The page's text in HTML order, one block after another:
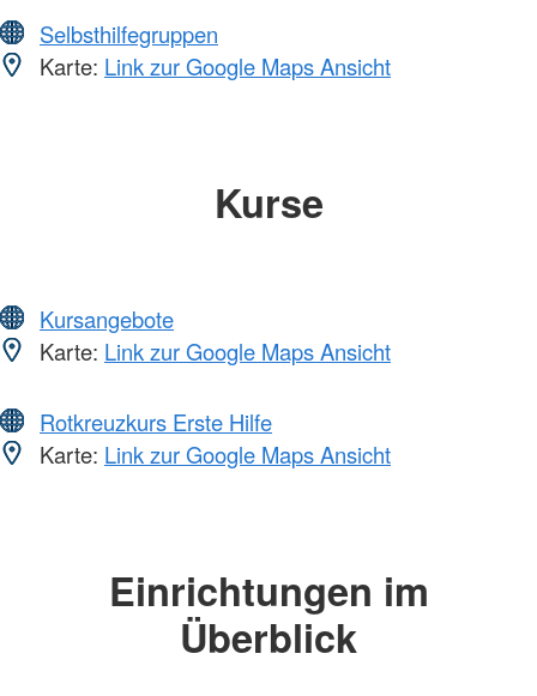
Selbsthilfegruppen
Karte: Link zur Google Maps Ansicht
Kurse
Kursangebote
Karte: Link zur Google Maps Ansicht
Rotkreuzkurs Erste Hilfe
Karte: Link zur Google Maps Ansicht
Einrichtungen im
Überblick